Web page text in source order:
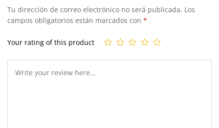
Tu dirección de correo electrónico no será publicada. Los
campos obligatorios están marcados con *
Your rating of this product